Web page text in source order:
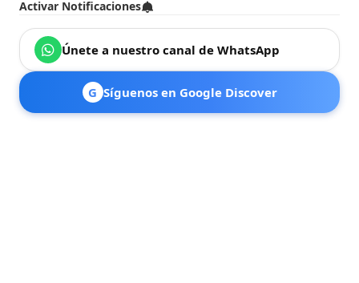
Activar Notificaciones
Únete a nuestro canal de WhatsApp
G Síguenos en Google Discover